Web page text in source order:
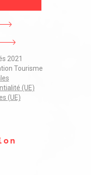
2021
Tourisme
(UE)
(UE)